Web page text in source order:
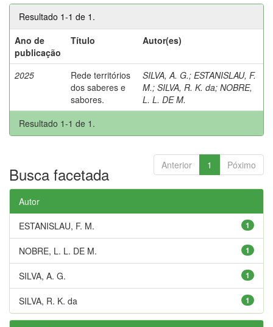
Resultado 1-1 de 1.
Ano de
publicação
Título Autor(es)
2025
Rede territórios
dos saberes e
sabores.
SILVA, A. G.; ESTANISLAU, F.
M.; SILVA, R. K. da; NOBRE,
L. L. DE M.
Resultado 1-1 de 1.
Anterior 1 Póximo
Busca facetada
Autor
1
ESTANISLAU, F. M.
1
NOBRE, L. L. DE M.
1
SILVA, A. G.
1
SILVA, R. K. da